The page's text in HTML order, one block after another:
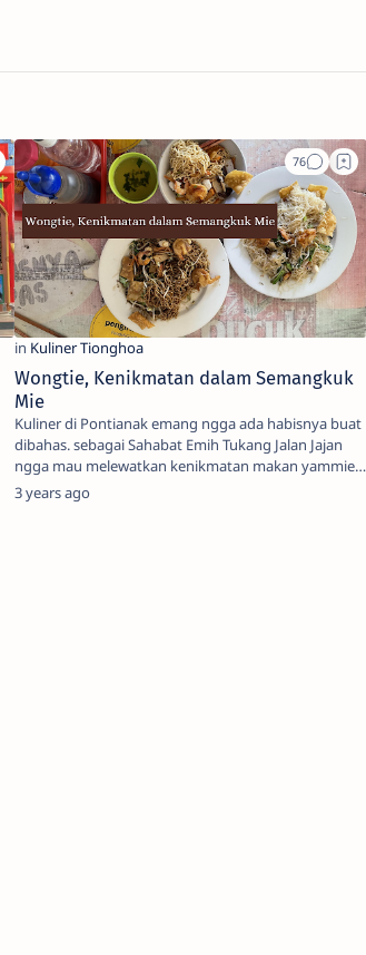
Wongtie, Kenikmatan dalam Semangkuk
Mie
Kuliner di Pontianak emang ngga ada habisnya buat
dibahas. sebagai Sahabat Emih Tukang Jalan Jajan
ngga mau melewatkan kenikmatan makan yammie
yang …
3 years ago